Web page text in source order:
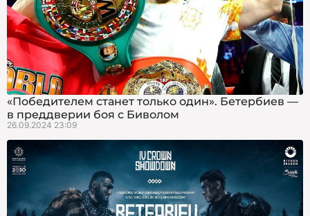
«Победителем станет только один». Бетербиев —
в преддверии боя с Биволом
26.09.2024 23:09